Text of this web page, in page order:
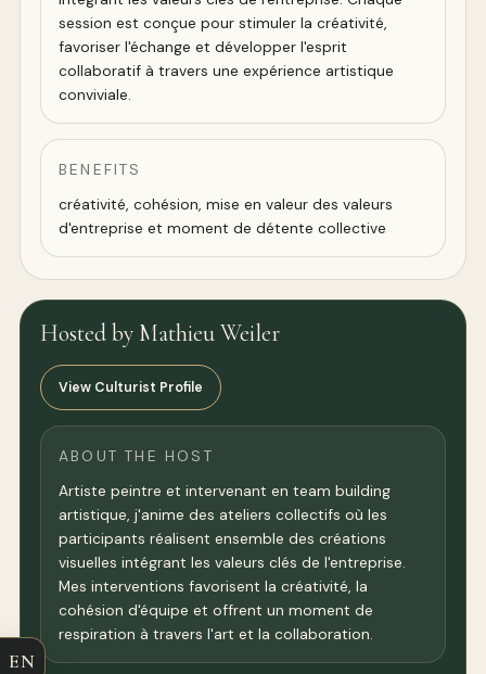
session est conçue pour stimuler la créativité,
favoriser l'échange et développer l'esprit
collaboratif à travers une expérience artistique
conviviale.
BENEFITS
créativité, cohésion, mise en valeur des valeurs
d'entreprise et moment de détente collective
Hosted by Mathieu Weiler
View Culturist Profile
ABOUT THE HOST
Artiste peintre et intervenant en team building
artistique, j'anime des ateliers collectifs où les
participants réalisent ensemble des créations
visuelles intégrant les valeurs clés de l'entreprise.
Mes interventions favorisent la créativité, la
cohésion d'équipe et offrent un moment de
respiration à travers l'art et la collaboration.
EN